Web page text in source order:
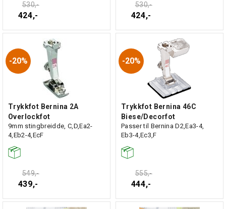
530,-
424,-
530,-
424,-
20%
Trykkfot Bernina 2A
Overlockfot
9mm stingbreidde, C,D,Ea2-
4,Eb2-4,EcF
549,-
439,-
20%
Trykkfot Bernina 46C
Biese/Decorfot
Passer til Bernina D2,Ea3-4,
Eb3-4,Ec3,F
555,-
444,-